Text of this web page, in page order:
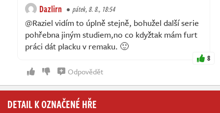
Dazlirn pátek, 8. 8., 18:54
@Raziel vidím to úplně stejně, bohužel další serie
pohřebna jiným studiem,no co kdyžtak mám furt
práci dát placku v remaku. 🙂
8
Odpovědět
DETAIL K OZNAČENÉ HŘE